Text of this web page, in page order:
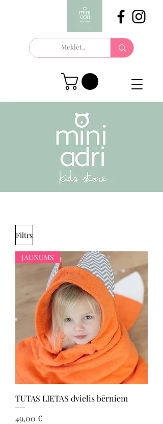
Filtrs
JAUNUMS
TUTAS LIETAS dvielis bērniem
Cena
49,00 €